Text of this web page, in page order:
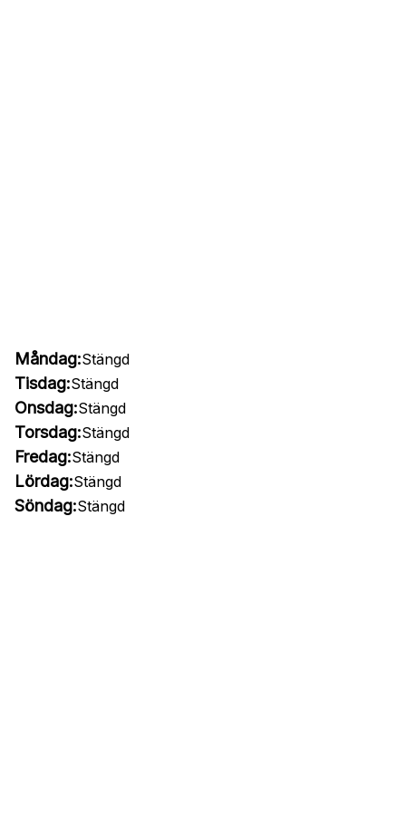
Måndag:Stängd
Tisdag:Stängd
Onsdag:Stängd
Torsdag:Stängd
Fredag:Stängd
Lördag:Stängd
Söndag:Stängd